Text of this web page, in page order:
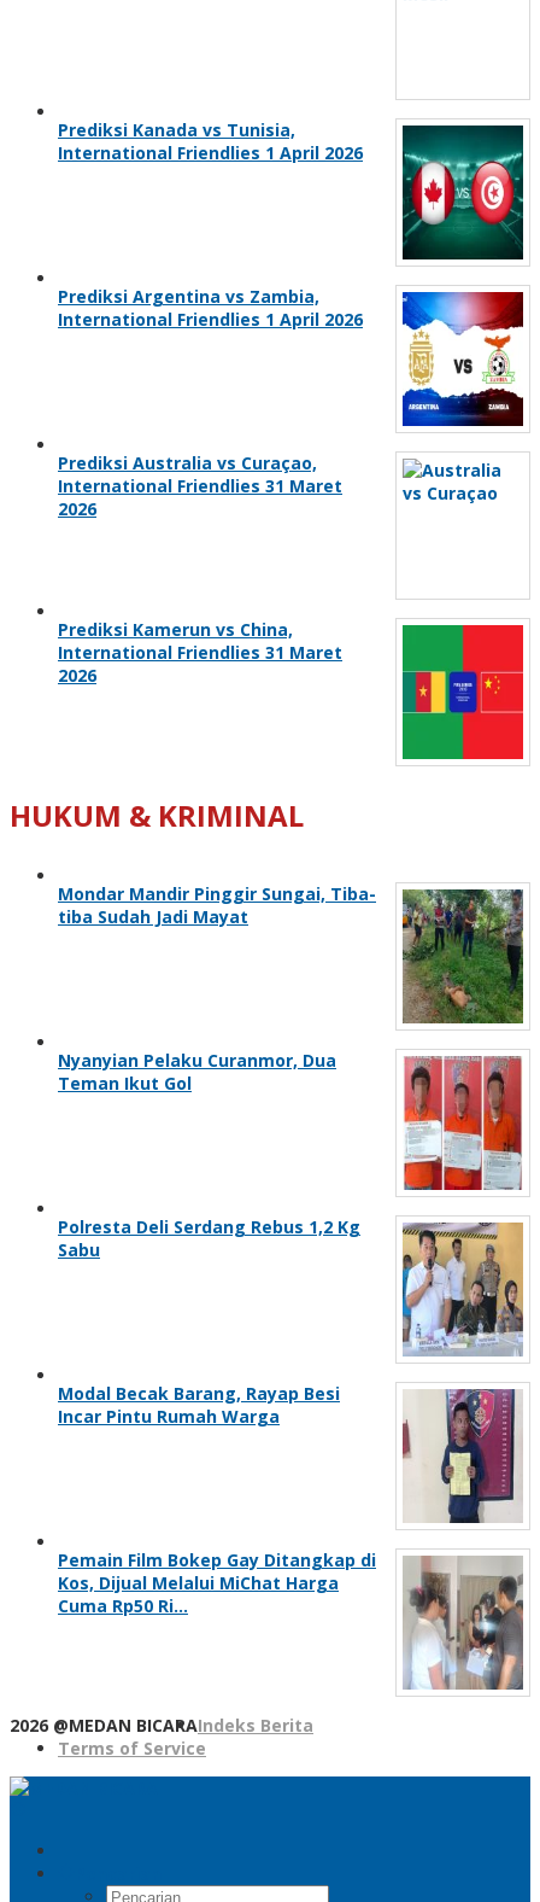
Prediksi Kanada vs Tunisia,
International Friendlies 1 April 2026
Prediksi Argentina vs Zambia,
International Friendlies 1 April 2026
Prediksi Australia vs Curaçao,
International Friendlies 31 Maret
2026
Prediksi Kamerun vs China,
International Friendlies 31 Maret
2026
HUKUM & KRIMINAL
Mondar Mandir Pinggir Sungai, Tiba-
tiba Sudah Jadi Mayat
Nyanyian Pelaku Curanmor, Dua
Teman Ikut Gol
Polresta Deli Serdang Rebus 1,2 Kg
Sabu
Modal Becak Barang, Rayap Besi
Incar Pintu Rumah Warga
Pemain Film Bokep Gay Ditangkap di
Kos, Dijual Melalui MiChat Harga
Cuma Rp50 Ri…
2026 @MEDAN BICARAIndeks Berita
Terms of Service